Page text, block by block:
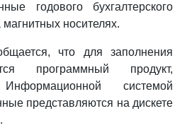
годового бухгалтерского
носителях.
что для заполнения
программный продукт,
системой
представляются на дискете